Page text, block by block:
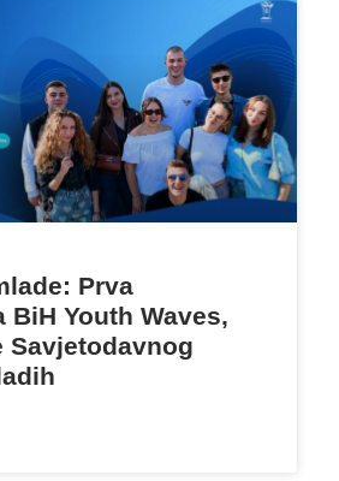
Prva
BiH Youth Waves,
Savjetodavnog